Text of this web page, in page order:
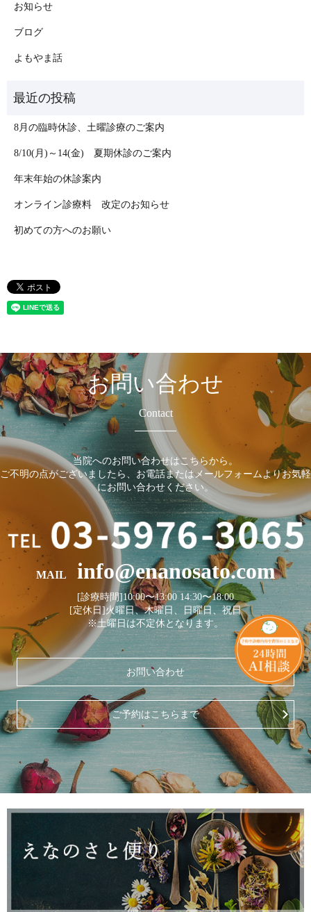
お知らせ
ブログ
よもやま話
8月の臨時休診、土曜診療のご案内
8/10(月)～14(金) 夏期休診のご案内
年末年始の休診案内
オンライン診療料 改定のお知らせ
初めての方へのお願い
お問い合わせ
Contact
当院へのお問い合わせはこちらから。
ご不明の点がございましたら、お電話またはメールフォームよりお気軽
にお問い合わせください。
MAIL info@enanosato.com
[診療時間]10:00〜13:00 14:30〜18:00
[定休日]火曜日、木曜日、日曜日、祝日
※土曜日は不定休となります。
お問い合わせ
ご予約はこちらまで